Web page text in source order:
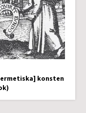
konsten